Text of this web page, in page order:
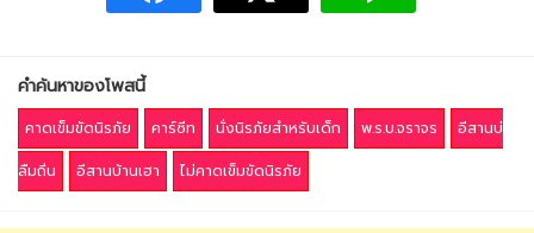
คำค้นหาของโพสนี้
คาดเข็มขัดนิรภัย คาร์ซีท นั่งนิรภัยสำหรับเด็ก พ.ร.บ.จราจร
อีสานบ่
ลืมถิ่น
อีสานบ้านเฮา ไม่คาดเข็มขัดนิรภัย